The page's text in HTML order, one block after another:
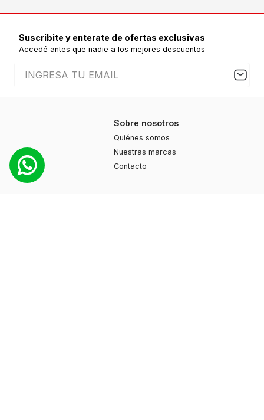
Suscribite y enterate de ofertas exclusivas
Accedé antes que nadie a los mejores descuentos
Sobre nosotros
Quiénes somos
Nuestras marcas
Contacto